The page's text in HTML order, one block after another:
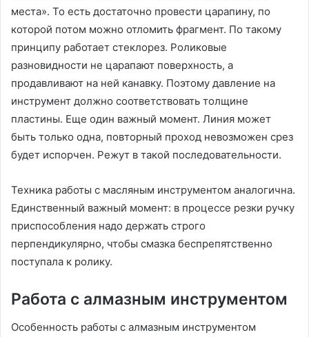
места». То есть достаточно провести царапину, по
которой потом можно отломить фрагмент. По такому
принципу работает стеклорез. Роликовые
разновидности не царапают поверхность, а
продавливают на ней канавку. Поэтому давление на
инструмент должно соответствовать толщине
пластины. Еще один важный момент. Линия может
быть только одна, повторный проход невозможен срез
будет испорчен. Режут в такой последовательности.
Техника работы с масляным инструментом аналогична.
Единственный важный момент: в процессе резки ручку
приспособления надо держать строго
перпендикулярно, чтобы смазка беспрепятственно
поступала к ролику.
Работа с алмазным инструментом
Особенность работы с алмазным инструментом